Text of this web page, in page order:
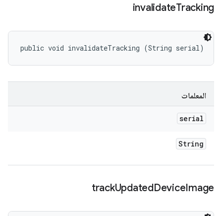
invalidateTracking
public void invalidateTracking (String serial)
المعلمات
serial
String
trackUpdatedDeviceImage